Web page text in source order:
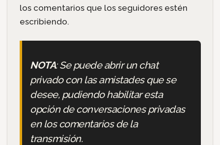
los comentarios que los seguidores estén
escribiendo.
NOTA: Se puede abrir un chat
privado con las amistades que se
desee, pudiendo habilitar esta
opción de conversaciones privadas
en los comentarios de la
transmisión.